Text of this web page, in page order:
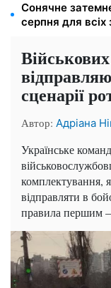
Сонячне
серпня для всіх
сценарії
Автор: Адріана
Українське
комплектування,
відправляти в
правила першим